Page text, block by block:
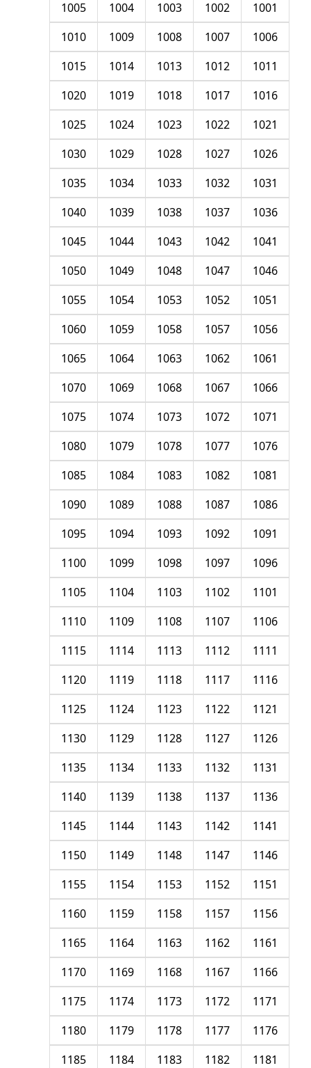
1001
1002
1003
1004
1005
1006
1007
1008
1009
1010
1011
1012
1013
1014
1015
1016
1017
1018
1019
1020
1021
1022
1023
1024
1025
1026
1027
1028
1029
1030
1031
1032
1033
1034
1035
1036
1037
1038
1039
1040
1041
1042
1043
1044
1045
1046
1047
1048
1049
1050
1051
1052
1053
1054
1055
1056
1057
1058
1059
1060
1061
1062
1063
1064
1065
1066
1067
1068
1069
1070
1071
1072
1073
1074
1075
1076
1077
1078
1079
1080
1081
1082
1083
1084
1085
1086
1087
1088
1089
1090
1091
1092
1093
1094
1095
1096
1097
1098
1099
1100
1101
1102
1103
1104
1105
1106
1107
1108
1109
1110
1111
1112
1113
1114
1115
1116
1117
1118
1119
1120
1121
1122
1123
1124
1125
1126
1127
1128
1129
1130
1131
1132
1133
1134
1135
1136
1137
1138
1139
1140
1141
1142
1143
1144
1145
1146
1147
1148
1149
1150
1151
1152
1153
1154
1155
1156
1157
1158
1159
1160
1161
1162
1163
1164
1165
1166
1167
1168
1169
1170
1171
1172
1173
1174
1175
1176
1177
1178
1179
1180
1181
1182
1183
1184
1185